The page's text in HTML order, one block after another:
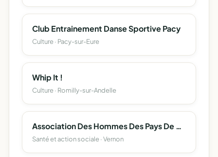
Club Entrainement Danse Sportive Pacy
Culture · Pacy-sur-Eure
Whip It !
Culture · Romilly-sur-Andelle
Association Des Hommes Des Pays De Mouyondzi De France
Santé et action sociale · Vernon